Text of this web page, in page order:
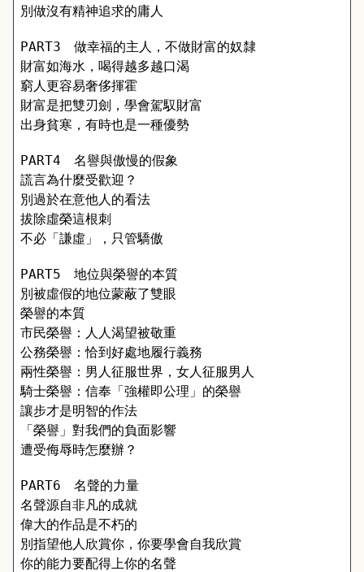
別做沒有精神追求的庸人
PART3　做幸福的主人，不做財富的奴隸
財富如海水，喝得越多越口渴
窮人更容易奢侈揮霍
財富是把雙刃劍，學會駕馭財富
出身貧寒，有時也是一種優勢
PART4　名譽與傲慢的假象
謊言為什麼受歡迎？
別過於在意他人的看法
拔除虛榮這根刺
不必「謙虛」，只管驕傲
PART5　地位與榮譽的本質
別被虛假的地位蒙蔽了雙眼
榮譽的本質
市民榮譽：人人渴望被敬重
公務榮譽：恰到好處地履行義務
兩性榮譽：男人征服世界，女人征服男人
騎士榮譽：信奉「強權即公理」的榮譽
讓步才是明智的作法
「榮譽」對我們的負面影響
遭受侮辱時怎麼辦？
PART6　名聲的力量
名聲源自非凡的成就
偉大的作品是不朽的
別指望他人欣賞你，你要學會自我欣賞
你的能力要配得上你的名聲